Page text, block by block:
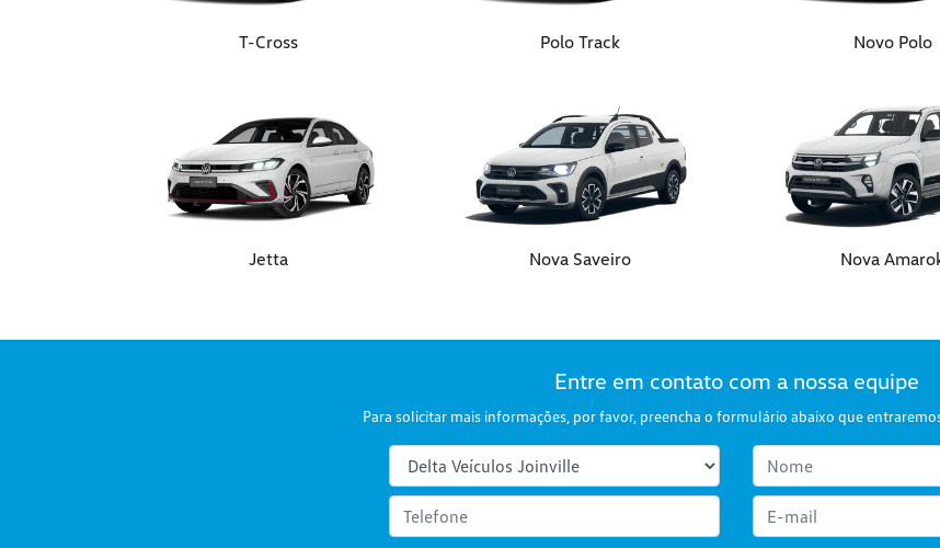
T-Cross Polo Track Novo Polo
Jetta Nova Saveiro Nova
Entre em contato com a nossa equipe
Para solicitar mais informações, por favor, preencha o formulário abaixo que